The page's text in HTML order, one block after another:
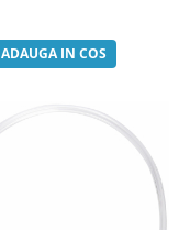
ADAUGA IN COS